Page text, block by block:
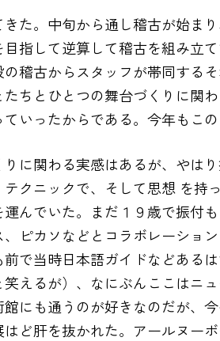
た。中旬から通し稽古が始ま
指して逆算して稽古を組み立
稽古からスタッフが帯同する
ちとひとつの舞台づくりに関
いったからである。今年もこ
に関わる実感はあるが、やは
クニックで、そして思想 を
んでいた。まだ１９歳で振付
ピカソなどとコラボレーショ
で当時日本語ガイドなどあ
えるが）、なにぶんここはニ
にも通うのが好きなのだが、
ど肝を抜かれた。アールヌー